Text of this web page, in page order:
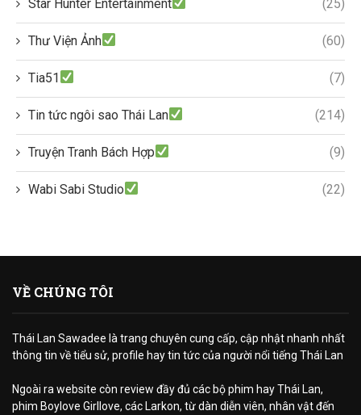
Star Hunter Entertainment (25)
Thư Viện Ảnh (60)
Tia51 (7)
Tin tức ngôi sao Thái Lan (214)
Truyện Tranh Bách Hợp (9)
Wabi Sabi Studio (22)
VỀ CHÚNG TÔI
Thái Lan Sawadee là trang chuyên cung cấp, cập nhật nhanh nhất
thông tin về tiểu sử, profile hay tin tức của người nổi tiếng Thái Lan
Ngoài ra website còn review đầy đủ các bộ phim hay Thái Lan,
phim Boylove Girllove, các Larkon, từ dàn diễn viên, nhân vật đến